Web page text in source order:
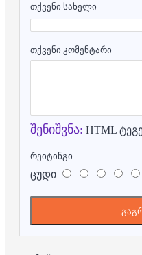
თქვენი სახელი
თქვენი კომენტარი
შენიშვნა: HTML
რეიტინგი
ცუდი